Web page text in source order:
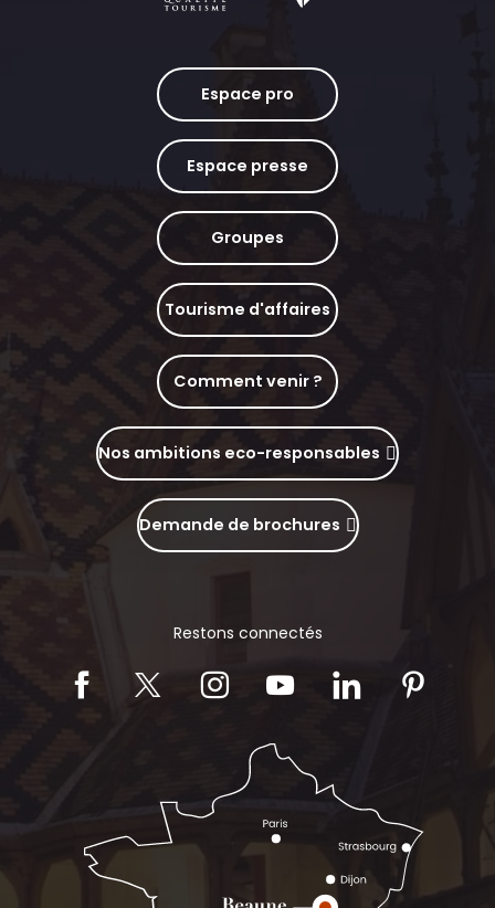
Espace pro
Espace presse
Groupes
Tourisme d'affaires
Comment venir ?
Nos ambitions eco-responsables
Demande de brochures
Restons connectés